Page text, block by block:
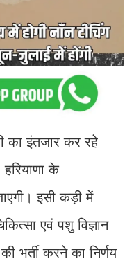
का इंतजार कर रहे
के
इसी कड़ी में
एवं पशु विज्ञान
भर्ती करने का निर्णय